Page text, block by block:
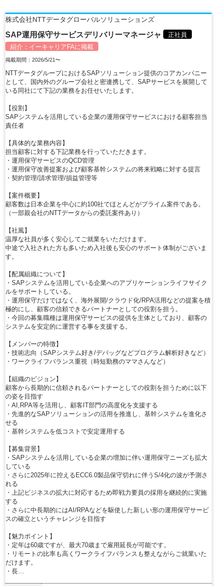
株式会社NTTデータグローバルソリューションズ
SAP運用保守サービスデリバリーマネージャ
正社員
紹介： イーキャリアFAに掲載
掲載期間：2026/5/21〜
NTTデータグループにおけるSAPソリューション提供のコアカンパニー
として、国内外のグループ会社と密連携して、SAPサービスを展開して
いる同社にて下記の業務をお任せいたします。
【役割】
SAPシステムを活用している企業の運用保守サービスにおける顧客担当
責任者
【具体的な業務内容】
担当顧客に対する下記業務を行っていただきます。
・運用保守サービスのQCD管理
・運用保守改善提案および顧客基幹システムの将来戦略に対する提言
・契約管理/請求管理/損益管理等
【案件概要】
顧客数は日本企業を中心に約100社でほとんどがプライム案件である。
（一部親会社のNTTデータからの委託案件あり）
【社風】
温厚な社員が多く安心してご就業をいただけます。
中途で入社された方も多いため入社後も安心のサポート体制がございま
す。
【配属組織について】
・SAPシステムを活用している企業へのアプリケーションライフサイク
ルをサポートしている。
・運用保守だけではなく、海外展開/クラウド化/RPA活用などの提案を積
極的にし、顧客の信頼できるパートナーとしての役割を担う。
・今回の募集職種は運用保守サービスの提供を主体としており、顧客の
システムを安定的に運営する事を支援する。
【メンバーの特徴】
・技術志向（SAPシステム好き/デバッグなどプログラム解析好きなど）
・ワークライフバランス重視（時短勤務のママさんなど）
【組織のビジョン】
顧客から長期的に信頼されるパートナーとしての役割を担うために以下
の姿を目指す
・AI,RPA等を活用し、顧客IT部門の高度化を支援する
・先進的なSAPソリューションの活用を推進し、基幹システムを進化さ
せる
・基幹システムを低コストで安定運用する
【募集背景】
・SAPシステムを活用している企業の増加に伴い運用保守ニーズも拡大
している
・さらに2025年に控えるECC6.0製品保守切れに伴うS/4化の波が予測さ
れる
・上記ビジネスの拡大に対応するため即戦力要員の採用を継続的に実施
する
・さらに中長期的にはAI/RPAなどを駆使した新しい形の運用保守サービ
スの確立というチャレンジを目指す
【魅力ポイント】
・定年は60歳ですが、最大70歳まで雇用延長が可能です。
・リモートの比率も高くワークライフバランスも整えながらご就業いた
だけます。
・長…